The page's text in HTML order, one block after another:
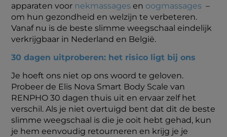
apparaten voor nekmassages en oogmassages –
om hun gezondheid en welzijn te verbeteren.
Vanaf nu is de beste slimme weegschaal eindelijk
verkrijgbaar in Nederland en België.
30 dagen uitproberen: het risico ligt bij ons
Je hoeft ons niet op ons woord te geloven.
Probeer de Elis Nova Smart Body Scale van
RENPHO 30 dagen thuis uit en ervaar zelf het
verschil. Als je niet overtuigd bent dat dit de beste
slimme weegschaal is die je ooit hebt gehad, kun
je hem eenvoudig retourneren en krijg je je